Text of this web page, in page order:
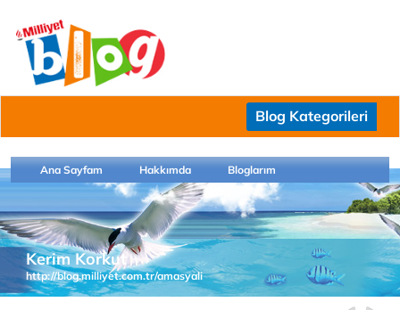
Blog Kategorileri
Ana Sayfam Hakkımda Bloglarım
Kerim Korkut
http://blog.milliyet.com.tr/amasyali